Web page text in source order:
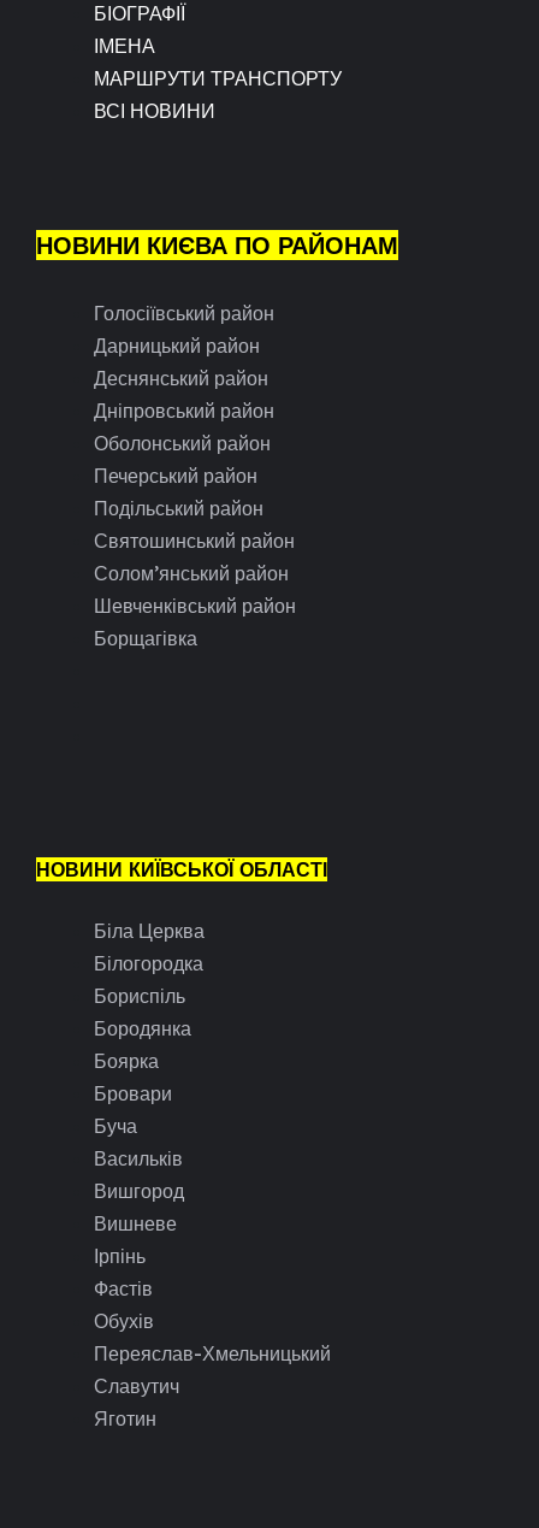
БІОГРАФІЇ
ІМЕНА
МАРШРУТИ ТРАНСПОРТУ
ВСІ НОВИНИ
НОВИНИ КИЄВА ПО РАЙОНАМ
Голосіївський район
Дарницький район
Деснянський район
Дніпровський район
Оболонський район
Печерський район
Подільський район
Святошинський район
Солом’янський район
Шевченківський район
Борщагівка
НОВИНИ КИЇВСЬКОЇ ОБЛАСТІ
Біла Церква
Білогородка
Бориспіль
Бородянка
Боярка
Бровари
Буча
Васильків
Вишгород
Вишневе
Ірпінь
Фастів
Обухів
Переяслав-Хмельницький
Славутич
Яготин